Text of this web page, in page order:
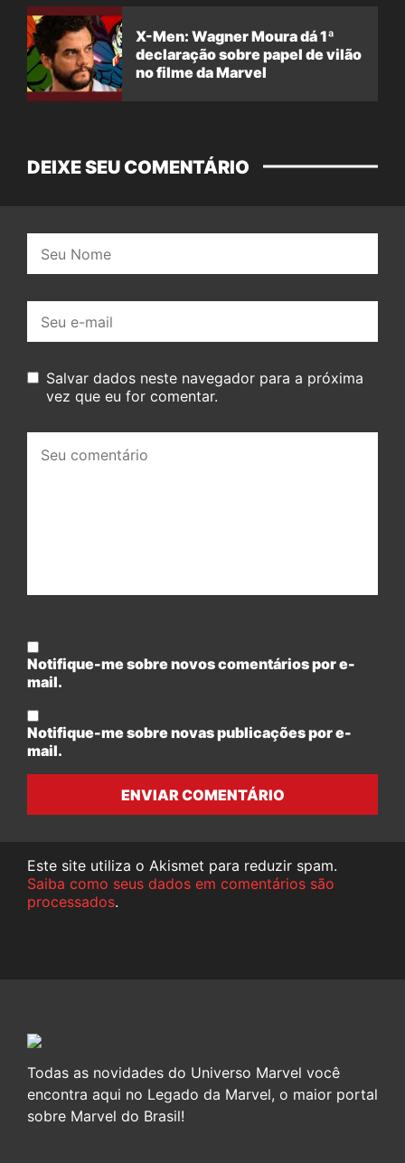
X-Men: Wagner Moura dá 1ª
declaração sobre papel de vilão
no filme da Marvel
DEIXE SEU COMENTÁRIO
mail:
Salvar dados neste navegador para a próxima
vez que eu for comentar.
comentário:
Notifique-me sobre novos comentários por e-
mail.
Notifique-me sobre novas publicações por e-
mail.
ENVIAR COMENTÁRIO
Este site utiliza o Akismet para reduzir spam.
Saiba como seus dados em comentários são
processados.
Todas as novidades do Universo Marvel você
encontra aqui no Legado da Marvel, o maior portal
sobre Marvel do Brasil!